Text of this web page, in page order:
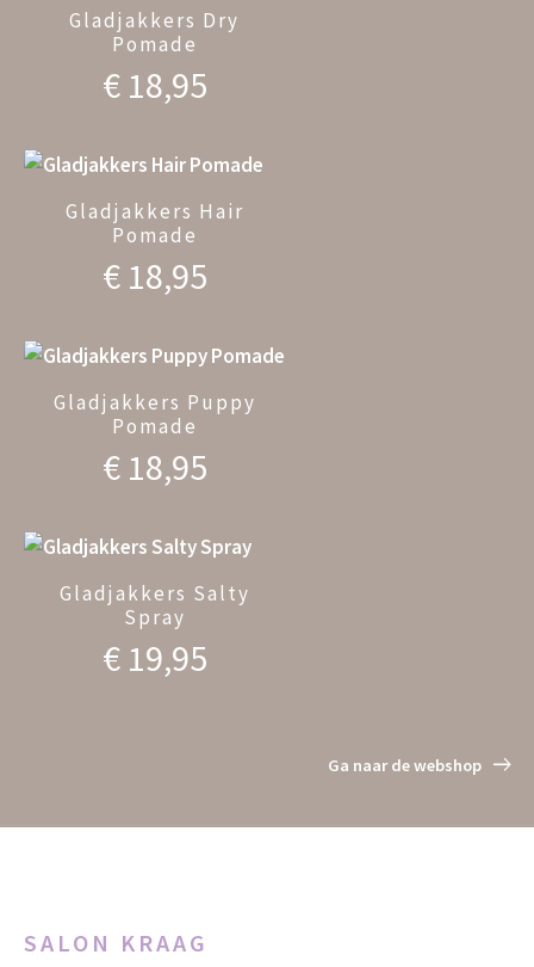
Gladjakkers Dry
Pomade
€18,95
Gladjakkers Hair
Pomade
€18,95
Gladjakkers Puppy
Pomade
€18,95
Gladjakkers Salty
Spray
€19,95
Ga naar de webshop
SALON KRAAG